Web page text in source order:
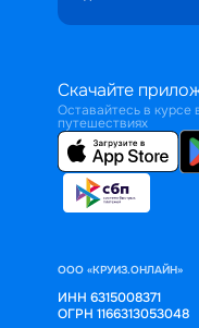
Скачайте
Оставайтесь в курсе
путешествиях
ООО «КРУИЗ.ОНЛАЙН»
ИНН 6315008371
ОГРН 1166313053048